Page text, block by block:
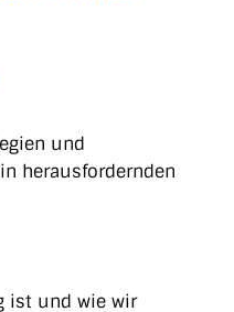
und
herausfordernden
ist und wie wir